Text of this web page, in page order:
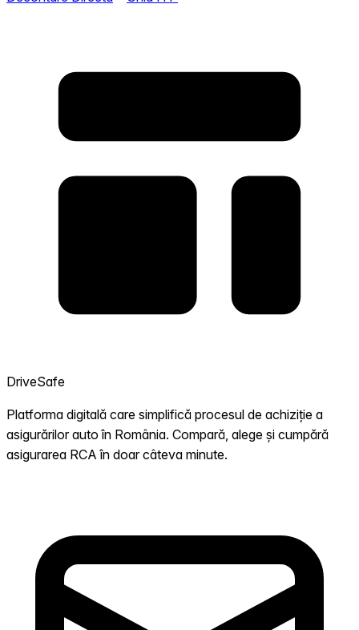
DriveSafe
Platforma digitală care simplifică procesul de achiziție a
asigurărilor auto în România. Compară, alege și cumpără
asigurarea RCA în doar câteva minute.